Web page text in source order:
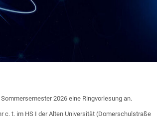
2026 eine Ringvorlesung an.
t. im HS I der Alten Universität (Domerschulstraße